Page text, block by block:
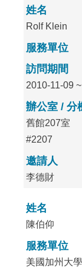
姓名
Rolf Klein
服務單位
訪問期間
2010-11-09
辦公室 / 分
舊館207室
#2207
邀請人
李德財
姓名
陳伯仰
服務單位
美國加州大